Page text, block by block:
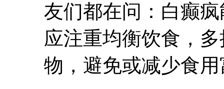
友们都在问：白癫
应注重均衡饮食，
物，避免或减少食